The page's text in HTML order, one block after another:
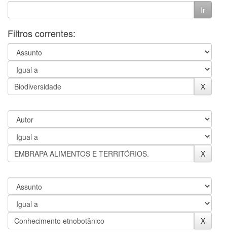
Filtros correntes: